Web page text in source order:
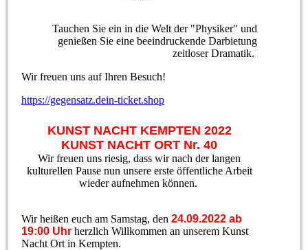
Tauchen Sie ein in die Welt der "Physiker" und
genießen Sie eine beeindruckende Darbietung
zeitloser Dramatik.
Wir freuen uns auf Ihren Besuch!
https://gegensatz.dein-ticket.shop
KUNST NACHT KEMPTEN 2022
KUNST NACHT ORT Nr. 40
Wir freuen uns riesig, dass wir nach der langen
kulturellen Pause nun unsere erste öffentliche Arbeit
wieder aufnehmen können.
Wir heißen euch am Samstag, den24.09.2022 ab
19:00 Uhr herzlich Willkommen an unserem Kunst
Nacht Ort in Kempten.